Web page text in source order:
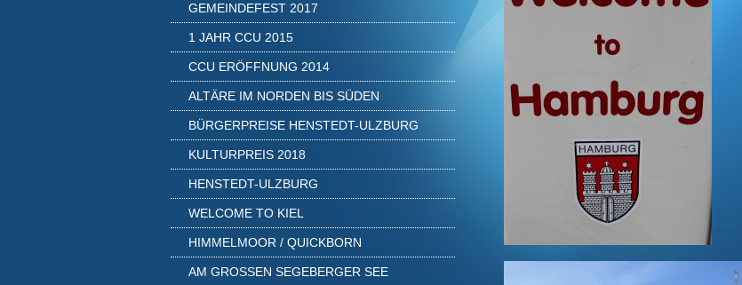
GEMEINDEFEST 2017
1 JAHR CCU 2015
CCU ERÖFFNUNG 2014
ALTÄRE IM NORDEN BIS SÜDEN
BÜRGERPREISE HENSTEDT-ULZBURG
KULTURPREIS 2018
HENSTEDT-ULZBURG
WELCOME TO KIEL
HIMMELMOOR / QUICKBORN
AM GROSSEN SEGEBERGER SEE